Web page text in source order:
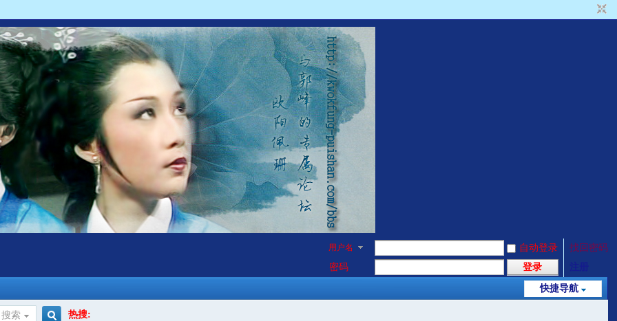
用户名 自动登录
找回密码
密码
登录
快捷导航
搜索 热搜: